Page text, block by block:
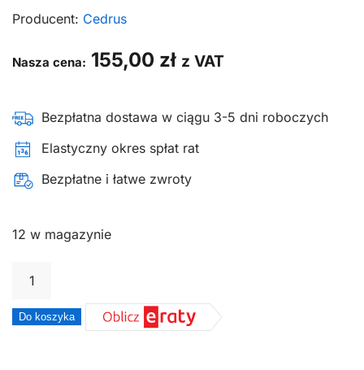
Producent: Cedrus
Nasza cena: 155,00 zł z VAT
Bezpłatna dostawa w ciągu 3-5 dni roboczych
Elastyczny okres spłat rat
Bezpłatne i łatwe zwroty
12 w magazynie
ilość
Cedrus
Do koszyka